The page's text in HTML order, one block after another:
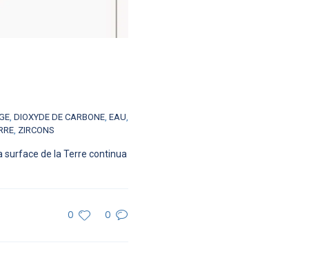
, DIOXYDE DE CARBONE, EAU,
, ZIRCONS
surface de la Terre continua
0 0